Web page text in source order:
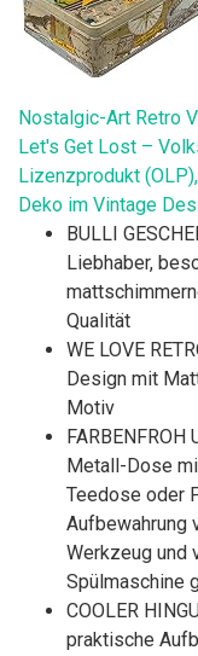
Nostalgic-Art Retro
Let's Get Lost –
Lizenzprodukt
Deko im Vintage
BULLI
Liebhaber,
Qualität
WE LOVE
Design mit
Motiv
Metall-Dose
Teedose oder
Aufbewahrung
Werkzeug und
Spülmaschine
COOLER
praktische